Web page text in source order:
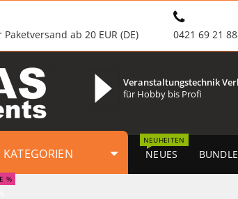
ab 20 EUR (DE) 0421 69 21
Veranstaltungstechnik
für Hobby bis Profi
KATEGORIEN NEUES
NEUHEITEN
BUNDLE
%